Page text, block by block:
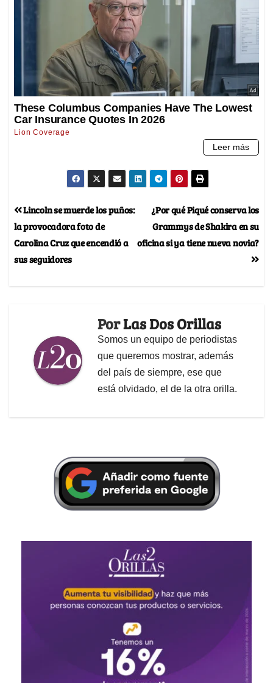
¿Por qué Piqué conserva los
Grammys de Shakira en su
oficina si ya tiene nueva novia?
Lincoln se muerde los puños:
la provocadora foto de
Carolina Cruz que encendió a
sus seguidores
PorLas Dos Orillas
Somos un equipo de periodistas
que queremos mostrar, además
del país de siempre, ese que
está olvidado, el de la otra orilla.